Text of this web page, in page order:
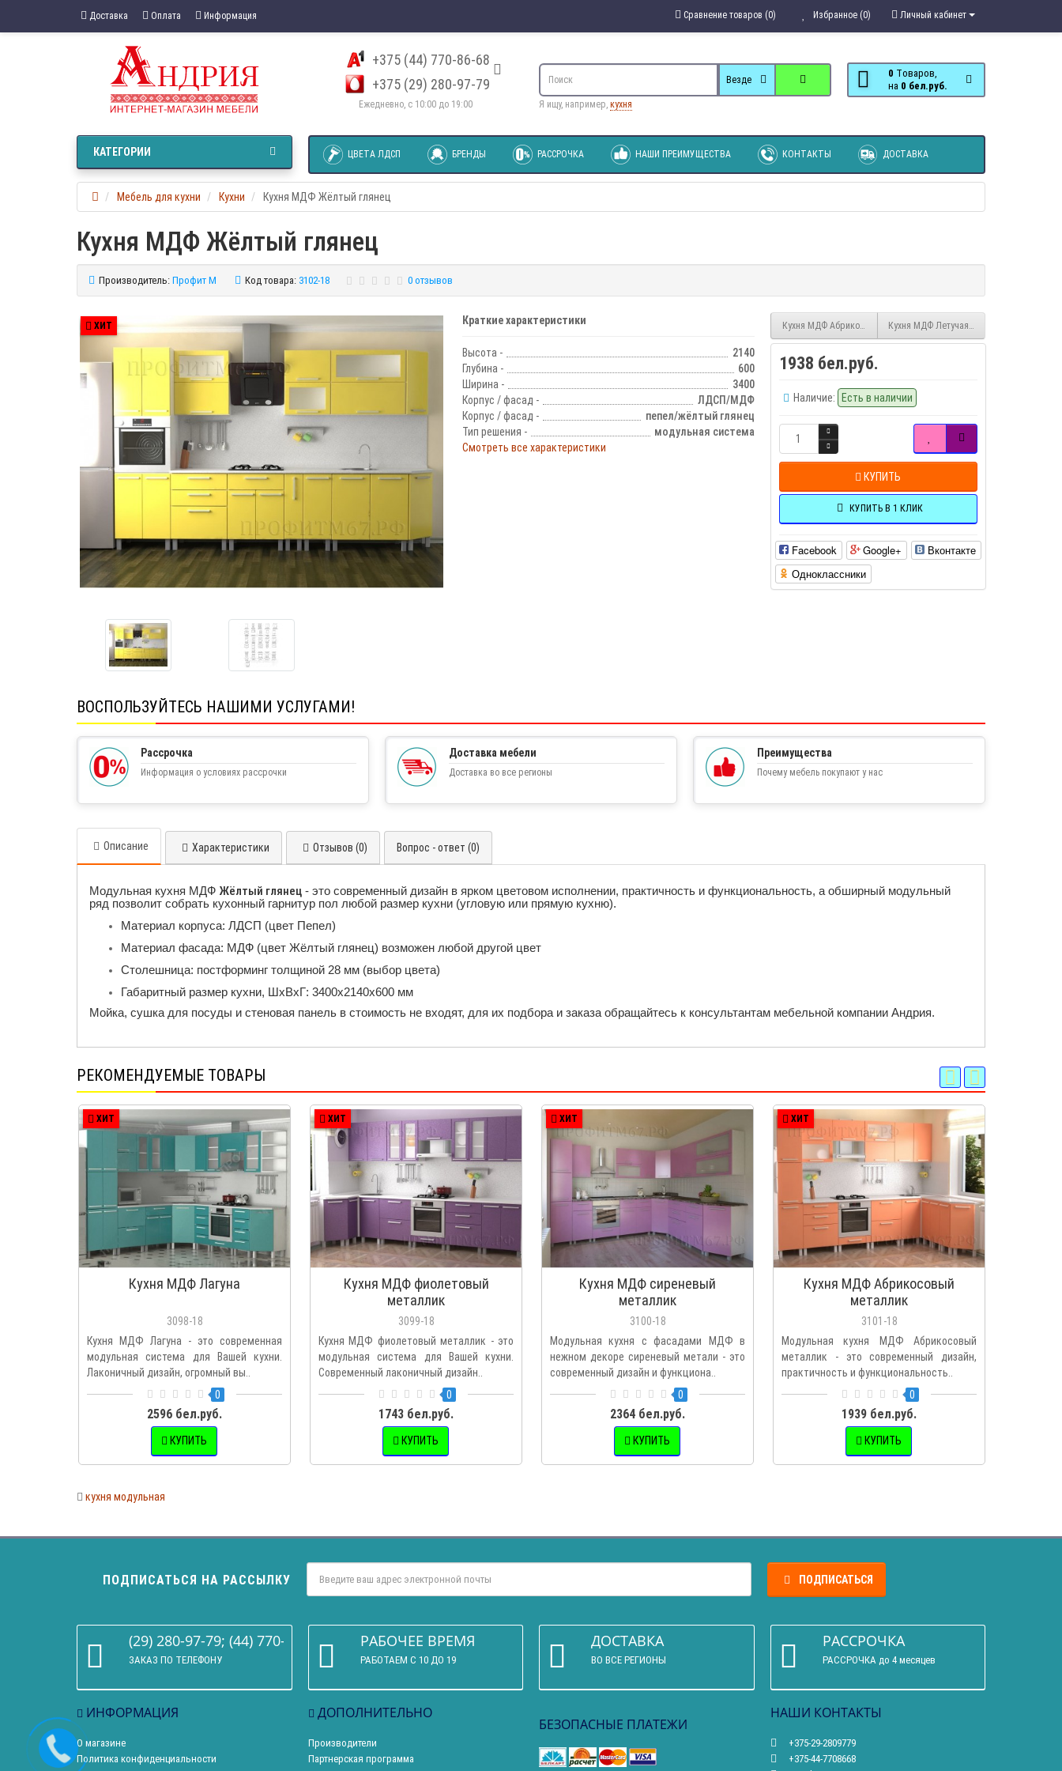
Доставка Оплата Информация Личный кабинет
Избранное (0)
Сравнение товаров (0)
+375 (44) 770-86-68
+375 (29) 280-97-79
Ежедневно, с 10:00 до 19:00
0 Tоваров,
на
0 бел.руб.
Везде
Я ищу, например, кухня
ЦВЕТА ЛДСП БРЕНДЫ РАССРОЧКА НАШИ ПРЕИМУЩЕСТВА КОНТАКТЫ ДОСТАВКА
КАТЕГОРИИ
Мебель для кухни Кухни Кухня МДФ Жёлтый глянец
Кухня МДФ Жёлтый глянец
Производитель: Профит М Код товара: 3102-18 0 отзывов
ХИТ Краткие характеристики
Высота -
2140
Глубина -
600
Ширина -
3400
Корпус / фасад -
ЛДСП/МДФ
Корпус / фасад -
пепел/жёлтый глянец
Тип решения -
модульная система
Смотреть все характеристики
Кухня МДФ Абрикосовый металликКухня МДФ Летучая мышь
1938 бел.руб.
Наличие: Есть в наличии
КУПИТЬ
КУПИТЬ В 1 КЛИК
Facebook Google+
Вконтакте
Одноклассники
ВОСПОЛЬЗУЙТЕСЬ НАШИМИ УСЛУГАМИ!
Рассрочка
Информация о условиях рассрочки
Доставка мебели
Доставка во все регионы
Преимущества
Почему мебель покупают у нас
Описание Характеристики Отзывов (0) Вопрос - ответ (0)
Модульная кухня МДФ Жёлтый глянец - это современный дизайн в ярком цветовом исполнении, практичность и функциональность, а обширный модульный
ряд позволит собрать кухонный гарнитур пол любой размер кухни (угловую или прямую кухню).
Материал корпуса: ЛДСП (цвет Пепел)
Материал фасада: МДФ (цвет Жёлтый глянец) возможен любой другой цвет
Столешница: постформинг толщиной 28 мм (выбор цвета)
Габаритный размер кухни, ШхВхГ: 3400х2140х600 мм
Мойка, сушка для посуды и стеновая панель в стоимость не входят, для их подбора и заказа обращайтесь к консультантам мебельной компании Андрия.
РЕКОМЕНДУЕМЫЕ ТОВАРЫ
ХИТ
Кухня МДФ Лагуна
3098-18
Кухня МДФ Лагуна - это современная
модульная система для Вашей кухни.
Лаконичный дизайн, огромный вы..
0
2596 бел.руб.
КУПИТЬ
ХИТ
Кухня МДФ фиолетовый
металлик
3099-18
Кухня МДФ фиолетовый металлик - это
модульная система для Вашей кухни.
Современный лаконичный дизайн..
0
1743 бел.руб.
КУПИТЬ
ХИТ
Кухня МДФ сиреневый
металлик
3100-18
Модульная кухня с фасадами МДФ в
нежном декоре сиреневый метали - это
современный дизайн и функциона..
0
2364 бел.руб.
КУПИТЬ
ХИТ
Кухня МДФ Абрикосовый
металлик
3101-18
Модульная кухня МДФ Абрикосовый
металлик - это современный дизайн,
практичность и функциональность..
0
1939 бел.руб.
КУПИТЬ
кухня модульная
ПОДПИСАТЬСЯ НА РАССЫЛКУ ПОДПИСАТЬСЯ
(29) 280-97-79; (44) 770-86-68
ЗАКАЗ ПО ТЕЛЕФОНУ
РАБОЧЕЕ ВРЕМЯ
РАБОТАЕМ С 10 ДО 19
ДОСТАВКА
ВО ВСЕ РЕГИОНЫ
РАССРОЧКА
РАССРОЧКА до 4 месяцев
ИНФОРМАЦИЯ
О магазине
Политика конфиденциальности
ДОПОЛНИТЕЛЬНО
Производители
Партнерская программа
БЕЗОПАСНЫЕ ПЛАТЕЖИ
НАШИ КОНТАКТЫ
+375-29-2809779
+375-44-7708668